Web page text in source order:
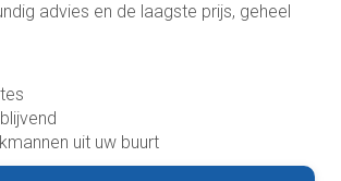
advies en de laagste prijs, geheel
uit uw buurt